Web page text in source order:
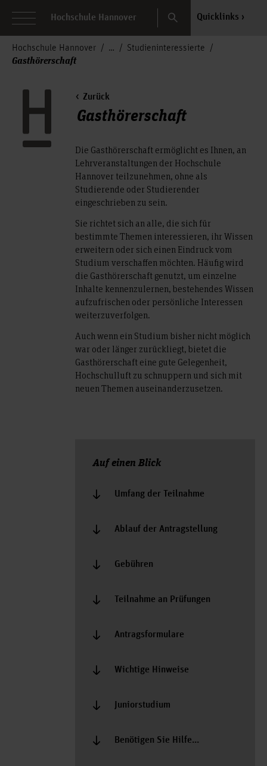
Hochschule Hannover Search Quicklinks
Hochschule Hannover Studieninteressierte
Gasthörerschaft
Zurück
Gasthörerschaft
Die Gasthörerschaft ermöglicht es Ihnen, an
Lehrveranstaltungen der Hochschule
Hannover teilzunehmen, ohne als
Studierende oder Studierender
eingeschrieben zu sein.
Sie richtet sich an alle, die sich für
bestimmte Themen interessieren, ihr Wissen
erweitern oder sich einen Eindruck vom
Studium verschaffen möchten. Häufig wird
die Gasthörerschaft genutzt, um einzelne
Inhalte kennenzulernen, bestehendes Wissen
aufzufrischen oder persönliche Interessen
weiterzuverfolgen.
Auch wenn ein Studium bisher nicht möglich
war oder länger zurückliegt, bietet die
Gasthörerschaft eine gute Gelegenheit,
Hochschulluft zu schnuppern und sich mit
neuen Themen auseinanderzusetzen.
Auf einen Blick
Umfang der Teilnahme
Ablauf der Antragstellung
Gebühren
Teilnahme an Prüfungen
Antragsformulare
Wichtige Hinweise
Juniorstudium
Benötigen Sie Hilfe...